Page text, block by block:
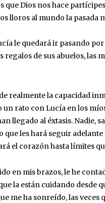
que Dios nos hace
lloros al mundo la pasada
le quedará ir pasando
regalos de sus abuelos, las
realmente la capacidad
un rato con Lucía en los
llegado al éxtasis. Nadie,
que les hará seguir
el corazón hasta límites
en mis brazos, le he
la están cuidando desde
me ha sonreído, las